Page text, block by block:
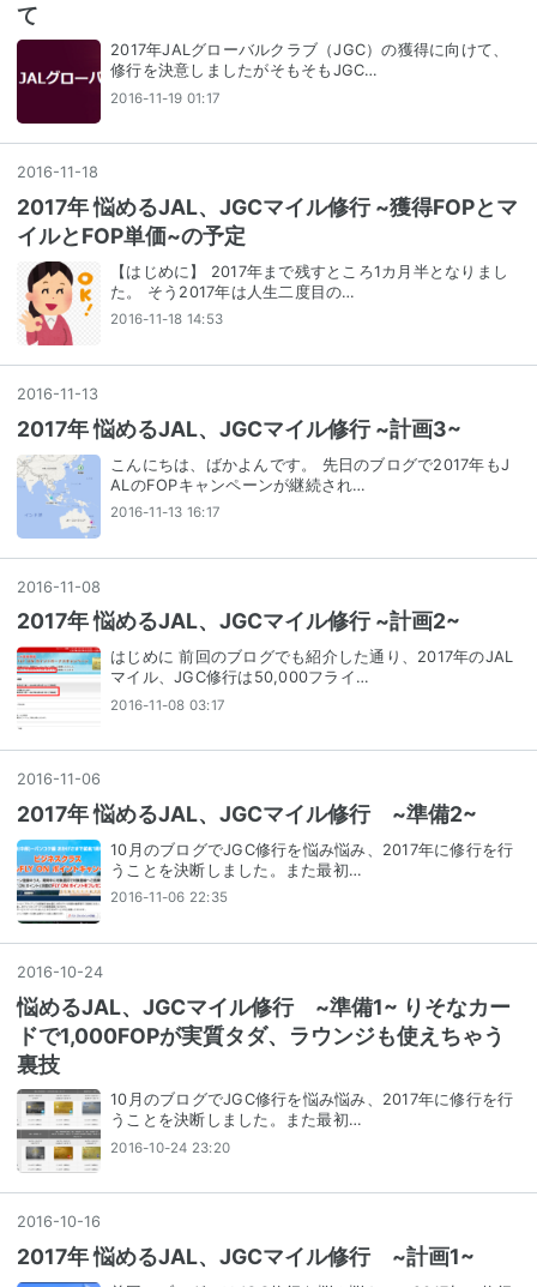
て
2017年JALグローバルクラブ（JGC）の獲得に向けて、
修行を決意しましたがそもそもJGC…
2016-11-19 01:17
2016-11 -18
2017年 悩めるJAL、JGCマイル修行 ~獲得FOPとマ
イルとFOP単価~の予定
【はじめに】 2017年まで残すところ1カ月半となりまし
た。 そう2017年は人生二度目の…
2016-11-18 14:53
2016-11 -13
2017年 悩めるJAL、JGCマイル修行 ~計画3~
こんにちは、ばかよんです。 先日のブログで2017年もJ
ALのFOPキャンペーンが継続され…
2016-11-13 16:17
2016-11-08
2017年 悩めるJAL、JGCマイル修行 ~計画2~
はじめに 前回のブログでも紹介した通り、2017年のJAL
マイル、JGC修行は50,000フライ…
2016-11-08 03:17
2016-11 -06
2017年 悩めるJAL、JGCマイル修行 ~準備2~
10月のブログでJGC修行を悩み悩み、2017年に修行を行
うことを決断しました。また最初…
2016-11-06 22:35
2016-10-24
悩めるJAL、JGCマイル修行 ~準備1~ りそなカー
ドで1,000FOPが実質タダ、ラウンジも使えちゃう
裏技
10月のブログでJGC修行を悩み悩み、2017年に修行を行
うことを決断しました。また最初…
2016-10-24 23:20
2016-10-16
2017年 悩めるJAL、JGCマイル修行 ~計画1~